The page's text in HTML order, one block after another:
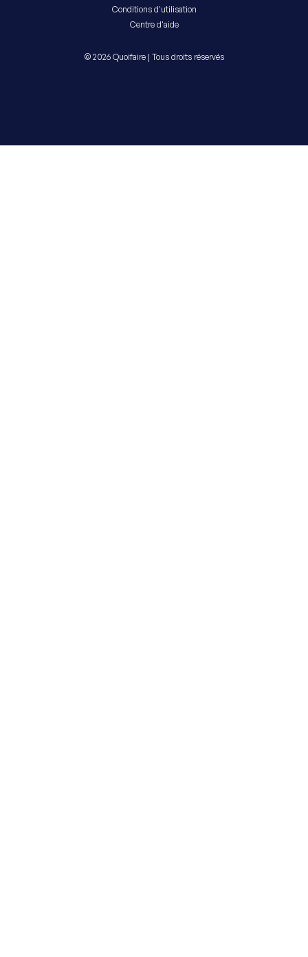
Conditions d'utilisation
Centre d'aide
© 2026 Quoifaire | Tous droits réservés